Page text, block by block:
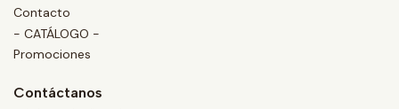
Contacto
- CATÁLOGO -
Promociones
Contáctanos